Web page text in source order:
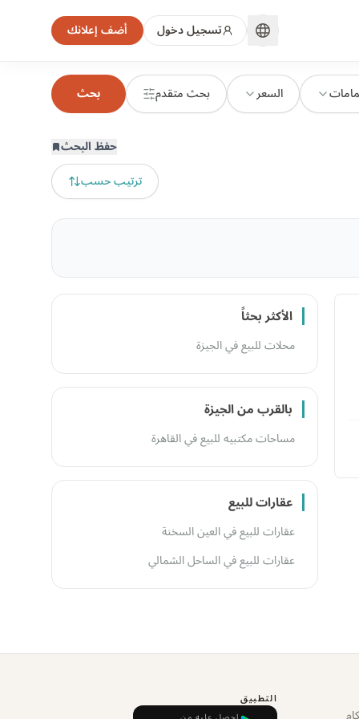
تسجيل دخول أضف إعلانك
السعر بحث متقدم بحث
حفظ البحث
ترتيب حسب
الأكثر بحثاً
محلات للبيع في الجيزة
بالقرب من الجيزة
مساحات مكتبيه للبيع في القاهرة
عقارات للبيع
عقارات للبيع في العين السخنة
عقارات للبيع في الساحل الشمالي
التطبيق